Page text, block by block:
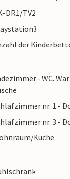
DR1/TV2
der
- WC.
nr. 1 -
nr. 3 -
Küche